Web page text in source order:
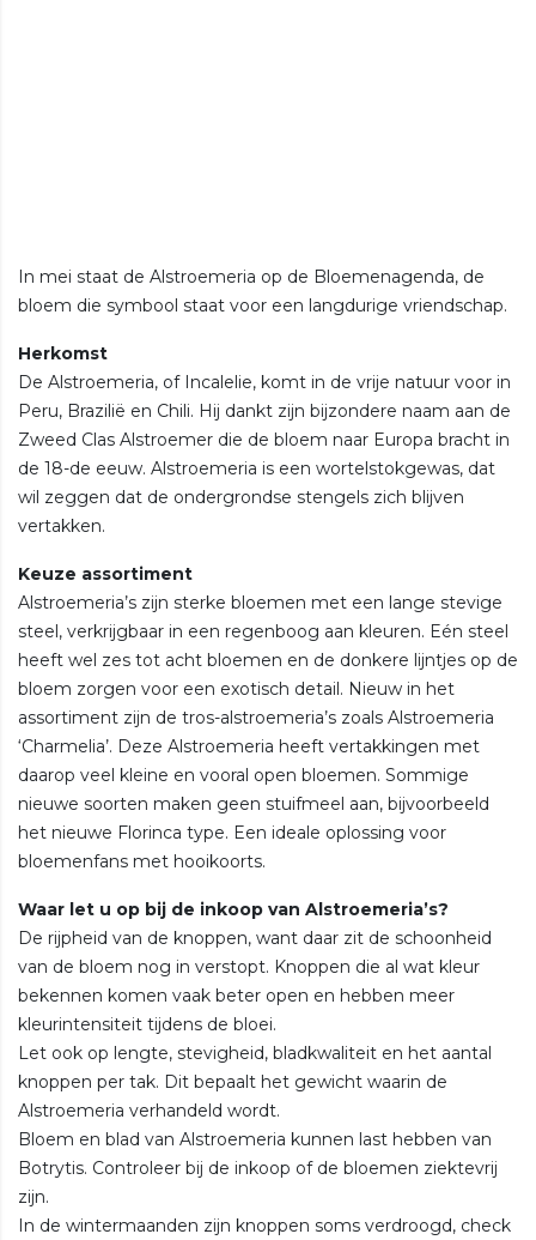
In mei staat de Alstroemeria op de Bloemenagenda, de
bloem die symbool staat voor een langdurige vriendschap.
Herkomst
De Alstroemeria, of Incalelie, komt in de vrije natuur voor in
Peru, Brazilië en Chili. Hij dankt zijn bijzondere naam aan de
Zweed Clas Alstroemer die de bloem naar Europa bracht in
de 18-de eeuw. Alstroemeria is een wortelstokgewas, dat
wil zeggen dat de ondergrondse stengels zich blijven
vertakken.
Keuze assortiment
Alstroemeria’s zijn sterke bloemen met een lange stevige
steel, verkrijgbaar in een regenboog aan kleuren. Eén steel
heeft wel zes tot acht bloemen en de donkere lijntjes op de
bloem zorgen voor een exotisch detail. Nieuw in het
assortiment zijn de tros-alstroemeria’s zoals Alstroemeria
‘Charmelia’. Deze Alstroemeria heeft vertakkingen met
daarop veel kleine en vooral open bloemen. Sommige
nieuwe soorten maken geen stuifmeel aan, bijvoorbeeld
het nieuwe Florinca type. Een ideale oplossing voor
bloemenfans met hooikoorts.
Waar let u op bij de inkoop van Alstroemeria’s?
De rijpheid van de knoppen, want daar zit de schoonheid
van de bloem nog in verstopt. Knoppen die al wat kleur
bekennen komen vaak beter open en hebben meer
kleurintensiteit tijdens de bloei.
Let ook op lengte, stevigheid, bladkwaliteit en het aantal
knoppen per tak. Dit bepaalt het gewicht waarin de
Alstroemeria verhandeld wordt.
Bloem en blad van Alstroemeria kunnen last hebben van
Botrytis. Controleer bij de inkoop of de bloemen ziektevrij
zijn.
In de wintermaanden zijn knoppen soms verdroogd, check